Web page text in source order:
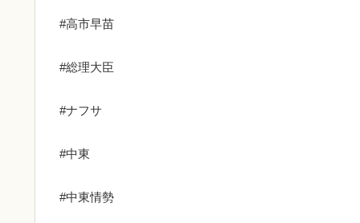
#高市早苗
#総理大臣
#ナフサ
#中東
#中東情勢